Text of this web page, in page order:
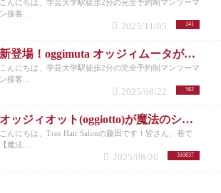
こんにちは、学芸大学駅徒歩2分の完全予約制マンツーマ
ン接客...
141
2025/11/05
新登場！oggimuta オッジィムータが導くラグジュアリーな髪の未来
こんにちは、学芸大学駅徒歩2分の完全予約制マンツーマ
ン接客...
582
2025/08/22
オッジィオット(oggiotto)が魔法のシャンプーと呼ばれる理由！取扱店だからこそ分かる髪質改善力
こんにちは、Tree Hair Salonの藤田です！皆さん、巷で
【魔法...
310837
2025/08/20